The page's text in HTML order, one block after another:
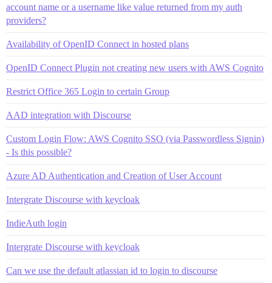
account name or a username like value returned from my auth
providers?
Availability of OpenID Connect in hosted plans
OpenID Connect Plugin not creating new users with AWS Cognito
Restrict Office 365 Login to certain Group
AAD integration with Discourse
Custom Login Flow: AWS Cognito SSO (via Passwordless Signin)
- Is this possible?
Azure AD Authentication and Creation of User Account
Intergrate Discourse with keycloak
IndieAuth login
Intergrate Discourse with keycloak
Can we use the default atlassian id to login to discourse